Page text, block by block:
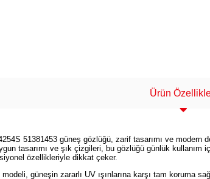
Ürün
51381453 güneş gözlüğü, zarif tasarımı ve
tasarımı ve şık çizgileri, bu gözlüğü günlük
özellikleriyle dikkat çeker.
güneşin zararlı UV ışınlarına karşı tam koruma